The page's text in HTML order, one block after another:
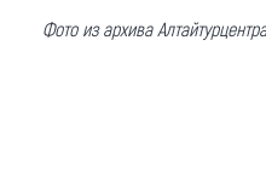
Фото из архива Алтайтурцентра